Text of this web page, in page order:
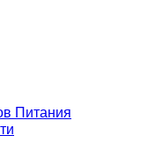
Питания